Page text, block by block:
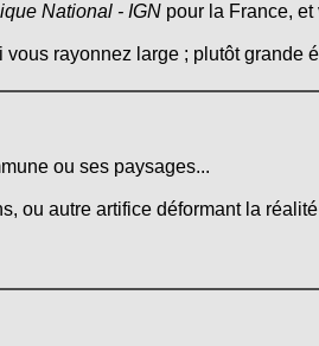
National - IGN pour la France, et
rayonnez large ; plutôt grande
ou ses paysages...
ou autre artifice déformant la